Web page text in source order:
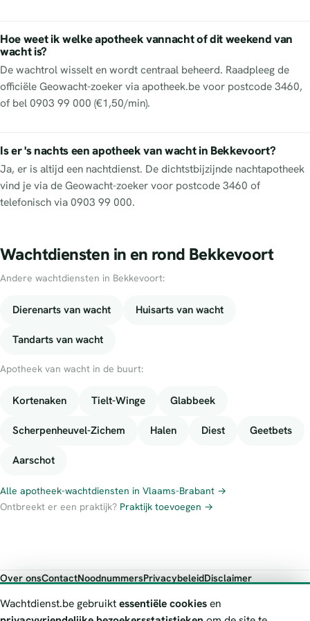
Hoe weet ik welke apotheek vannacht of dit weekend van
wacht is?
De wachtrol wisselt en wordt centraal beheerd. Raadpleeg de
officiële Geowacht-zoeker via apotheek.be voor postcode 3460,
of bel 0903 99 000 (€1,50/min).
Is er 's nachts een apotheek van wacht in Bekkevoort?
Ja, er is altijd een nachtdienst. De dichtstbijzijnde nachtapotheek
vind je via de Geowacht-zoeker voor postcode 3460 of
telefonisch via 0903 99 000.
Wachtdiensten in en rond Bekkevoort
Andere wachtdiensten in Bekkevoort:
Dierenarts van wacht Huisarts van wacht
Tandarts van wacht
Apotheek van wacht in de buurt:
Kortenaken Tielt-Winge Glabbeek
Scherpenheuvel-Zichem Halen Diest Geetbets
Aarschot
Alle apotheek-wachtdiensten in Vlaams-Brabant →
Ontbreekt er een praktijk? Praktijk toevoegen →
Over onsContactNoodnummersPrivacybeleidDisclaimer
Wachtdienst.be toont publieke wachtdienst-informatie ter oriëntatie.
Wachtdienst.be gebruiktessentiële cookiesen